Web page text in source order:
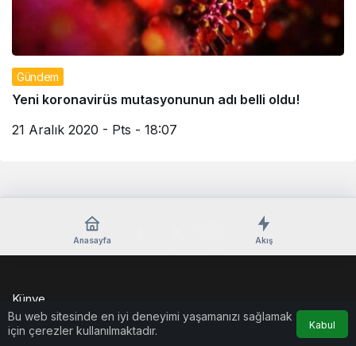
Gündem
Yeni koronavirüs mutasyonunun adı belli oldu!
21 Aralık 2020 - Pts - 18:07
Bu web sitesinde en iyi deneyimi yaşamanızı sağlamak
için çerezler kullanılmaktadır.
Kabul
Anasayfa Akış
Künye
© Telif Hakkı 2026, Tüm Hakları Saklıdır
casino
eseranaokulu.com
tagsylvania.com
eşya